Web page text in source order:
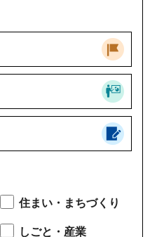
住まい・まちづくり
しごと・産業